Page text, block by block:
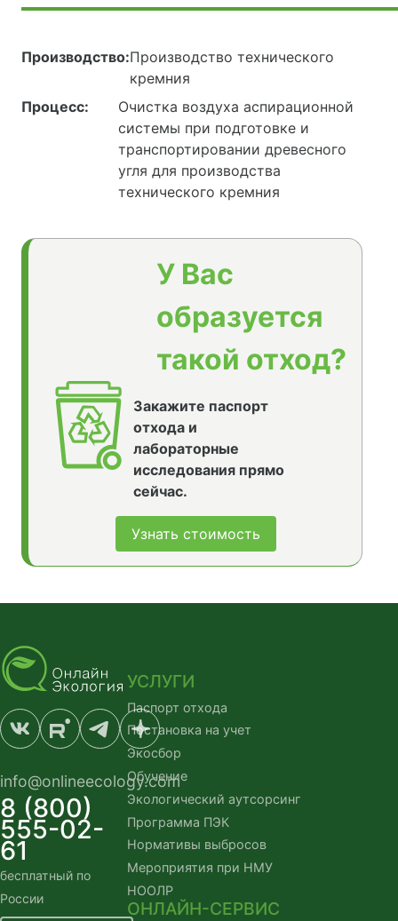
Производство:Производство технического
кремния
Процесс:
Очистка воздуха аспирационной
системы при подготовке и
транспортировании древесного
угля для производства
технического кремния
У Вас
образуется
такой отход?
Закажите паспорт
отхода и
лабораторные
исследования прямо
сейчас.
Узнать стоимость
info@onlineecology.com
8 (800)
555-02-
61
бесплатный по
России
УСЛУГИ
Паспорт отхода
Постановка на учет
Экосбор
Обучение
Экологический аутсорсинг
Программа ПЭК
Нормативы выбросов
Мероприятия при НМУ
НООЛР
ОНЛАЙН-СЕРВИС